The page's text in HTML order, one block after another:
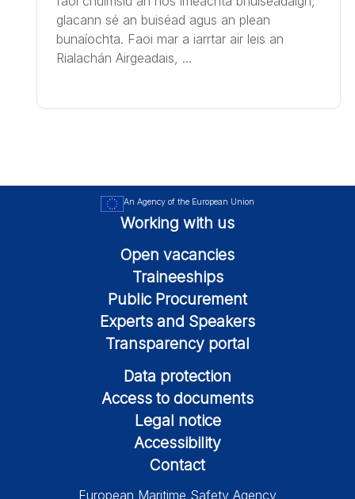
glacann sé an buiséad agus an plean
bunaíochta. Faoi mar a iarrtar air leis an
Rialachán Airgeadais, ...
An Agency of the European Union
Working with us
Open vacancies
Traineeships
Public Procurement
Experts and Speakers
Transparency portal
Data protection
Access to documents
Legal notice
Accessibility
Contact
European Maritime Safety Agency